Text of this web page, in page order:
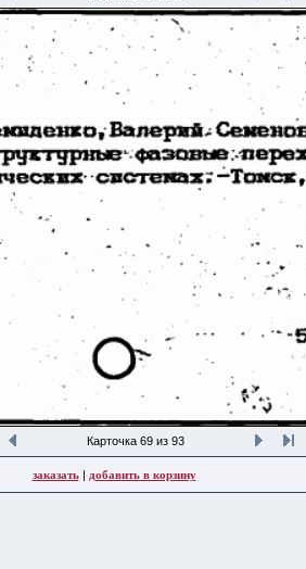
Карточка 69 из 93
заказать| добавить в корзину